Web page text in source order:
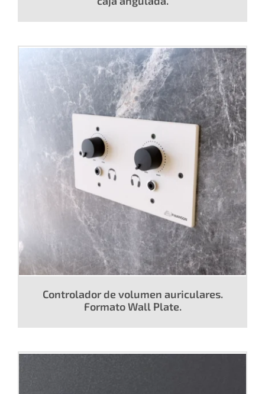
Controlador de volumen auriculares.
Formato Wall Plate.